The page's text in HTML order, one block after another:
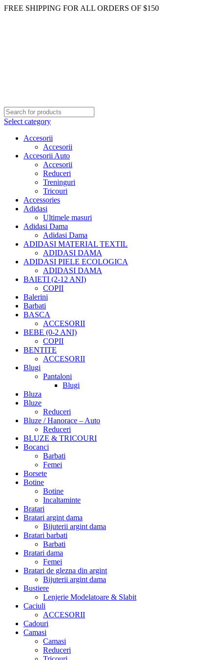
FREE SHIPPING FOR ALL ORDERS OF $150
Select category
Accesorii
Accesorii
Accesorii Auto
Accesorii
Reduceri
Treninguri
Tricouri
Accessories
Adidasi
Ultimele masuri
Adidasi Dama
Adidasi Dama
ADIDASI MATERIAL TEXTIL
ADIDASI DAMA
ADIDASI PIELE ECOLOGICA
ADIDASI DAMA
BAIETI (2-12 ANI)
COPII
Balerini
Barbati
BASCA
ACCESORII
BEBE (0-2 ANI)
COPII
BENTITE
ACCESORII
Blugi
Pantaloni
Blugi
Bluza
Bluze
Reduceri
Bluze / Hanorace – Auto
Reduceri
BLUZE & TRICOURI
Bocanci
Barbati
Femei
Borsete
Botine
Botine
Incaltaminte
Bratari
Bratari argint dama
Bijuterii argint dama
Bratari barbati
Barbati
Bratari dama
Femei
Bratari de glezna din argint
Bijuterii argint dama
Bustiere
Lenjerie Modelatoare & Slabit
Caciuli
ACCESORII
Cadouri
Camasi
Camasi
Reduceri